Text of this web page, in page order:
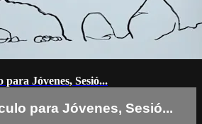
Jóvenes, Sesió...
para Jóvenes, Sesió...